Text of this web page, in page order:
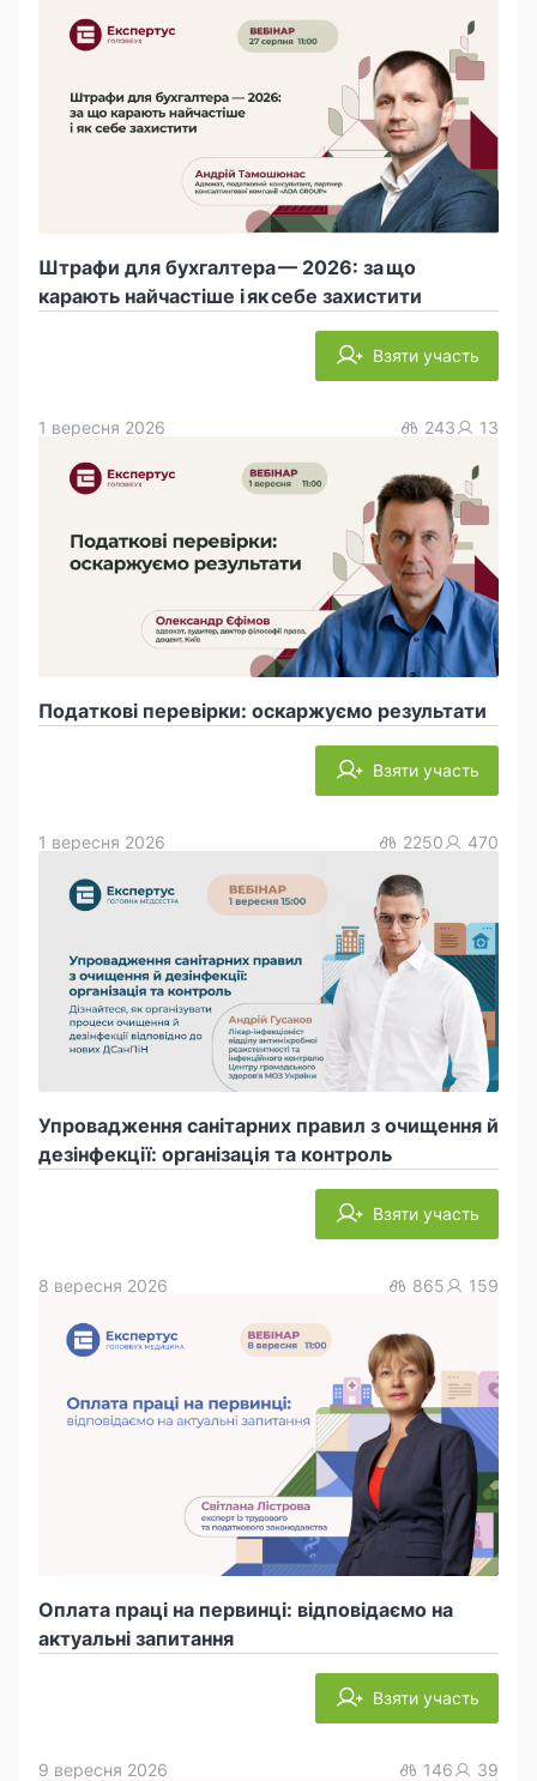
Штрафи для бухгалтера — 2026: за що
карають найчастіше і як себе захистити
Взяти участь
Податкові перевірки: оскаржуємо результати
1 вересня 2026 243 13
Взяти участь
Упровадження санітарних правил з очищення й
дезінфекції: організація та контроль
1 вересня 2026 2250 470
Взяти участь
Оплата праці на первинці: відповідаємо на
актуальні запитання
8 вересня 2026 865 159
Взяти участь
9 вересня 2026 146 39